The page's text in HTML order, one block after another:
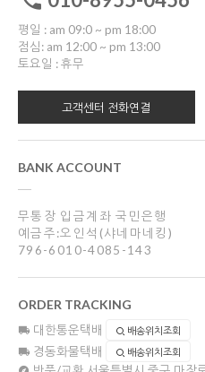
평일 : am 09:0 ~ pm 18:00
점심: am 12:00 ~ pm 13:00
토요일 : 휴무
고객센터 전화연결
BANK ACCOUNT
무통장 입금계좌 국민은행
예금주:오인석(샤네마네킹)
796-6010-4085-143
ORDER TRACKING
대한통운택배 배송위치조회
경동화물택배 배송위치조회